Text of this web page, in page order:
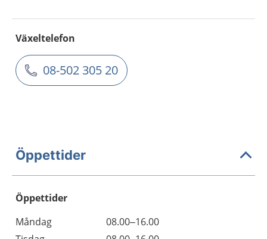
Växeltelefon
08-502 305 20
Öppettider
Öppettider
Dag
Öppettider
Kommentarer
Måndag
08.00–16.00